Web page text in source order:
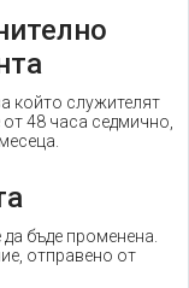
който служителят
от 48 часа седмично,
бъде променена.
отправено от